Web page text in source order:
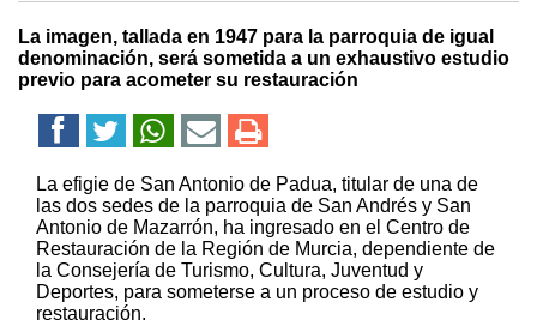
La imagen, tallada en 1947 para la parroquia de igual
denominación, será sometida a un exhaustivo estudio
previo para acometer su restauración
La efigie de San Antonio de Padua, titular de una de
las dos sedes de la parroquia de San Andrés y San
Antonio de Mazarrón, ha ingresado en el Centro de
Restauración de la Región de Murcia, dependiente de
la Consejería de Turismo, Cultura, Juventud y
Deportes, para someterse a un proceso de estudio y
restauración.